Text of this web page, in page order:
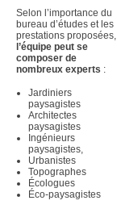
Selon l’importance du
bureau d’études et les
prestations proposées,
l’équipe peut se
composer de
nombreux experts :
Jardiniers
paysagistes
Architectes
paysagistes
Ingénieurs
paysagistes,
Urbanistes
Topographes
Écologues
Éco-paysagistes